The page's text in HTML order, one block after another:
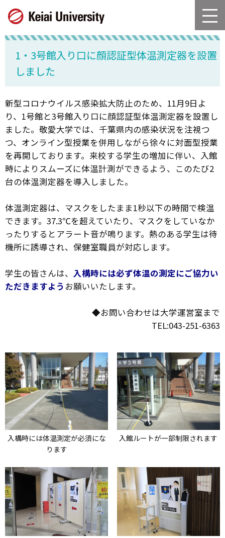
バ
ー
シ
ョ
ン
へ
ル
シ
ョ
ン
へ
ー
1・3号館入り口に顔認証型体温測定器を設置
しました
新型コロナウイルス感染拡大防止のため、11月9日よ
り、1号館と3号館入り口に顔認証型体温測定器を設置し
ました。敬愛大学では、千葉県内の感染状況を注視つ
つ、オンライン型授業を併用しながら徐々に対面型授業
を再開しております。来校する学生の増加に伴い、入館
時によりスムーズに体温計測ができるよう、このたび2
台の体温測定器を導入しました。
体温測定器は、マスクをしたまま1秒以下の時間で検温
できます。37.3℃を超えていたり、マスクをしていなか
ったりするとアラート音が鳴ります。熱のある学生は待
機所に誘導され、保健室職員が対応します。
学生の皆さんは、 入構時には必ず体温の測定にご協力い
ただきますようお願いいたします。
◆お問い合わせは大学運営室まで
TEL:043-251-6363
入構時には体温測定が必須にな
ります
入館ルートが一部制限されます